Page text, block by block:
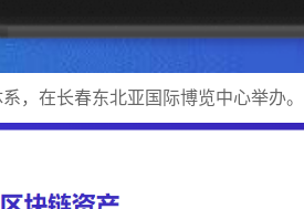
，在长春东北亚国际博览中心举办。